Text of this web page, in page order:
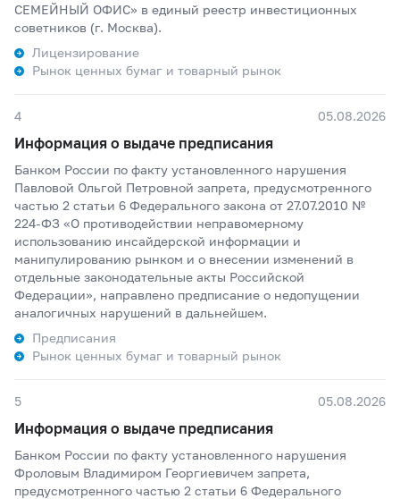
СЕМЕЙНЫЙ ОФИС» в единый реестр инвестиционных
советников (г. Москва).
Лицензирование
Рынок ценных бумаг и товарный рынок
4 05.08.2026
Информация о выдаче предписания
Банком России по факту установленного нарушения
Павловой Ольгой Петровной запрета, предусмотренного
частью 2 статьи 6 Федерального закона от 27.07.2010 №
224-ФЗ «О противодействии неправомерному
использованию инсайдерской информации и
манипулированию рынком и о внесении изменений в
отдельные законодательные акты Российской
Федерации», направлено предписание о недопущении
аналогичных нарушений в дальнейшем.
Предписания
Рынок ценных бумаг и товарный рынок
5 05.08.2026
Информация о выдаче предписания
Банком России по факту установленного нарушения
Фроловым Владимиром Георгиевичем запрета,
предусмотренного частью 2 статьи 6 Федерального